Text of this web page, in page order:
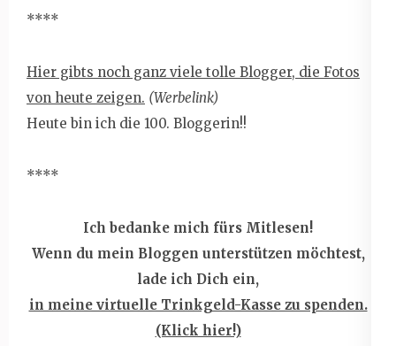
****
Hier gibts noch ganz viele tolle Blogger, die Fotos
von heute zeigen. (Werbelink)
Heute bin ich die 100. Bloggerin!!
****
Ich bedanke mich fürs Mitlesen!
Wenn du mein Bloggen unterstützen möchtest,
lade ich Dich ein,
in meine virtuelle Trinkgeld-Kasse zu spenden.
(Klick hier!)